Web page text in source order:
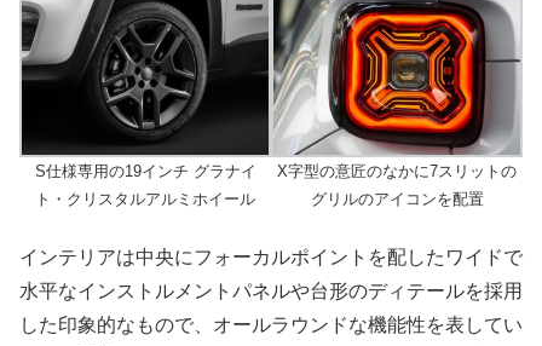
S仕様専用の19インチ グラナイ
ト・クリスタルアルミホイール
X字型の意匠のなかに7スリットの
グリルのアイコンを配置
インテリアは中央にフォーカルポイントを配したワイドで
水平なインストルメントパネルや台形のディテールを採用
した印象的なもので、オールラウンドな機能性を表してい